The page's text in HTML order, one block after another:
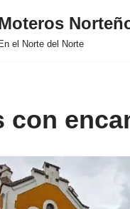
En el Norte del Norte
con